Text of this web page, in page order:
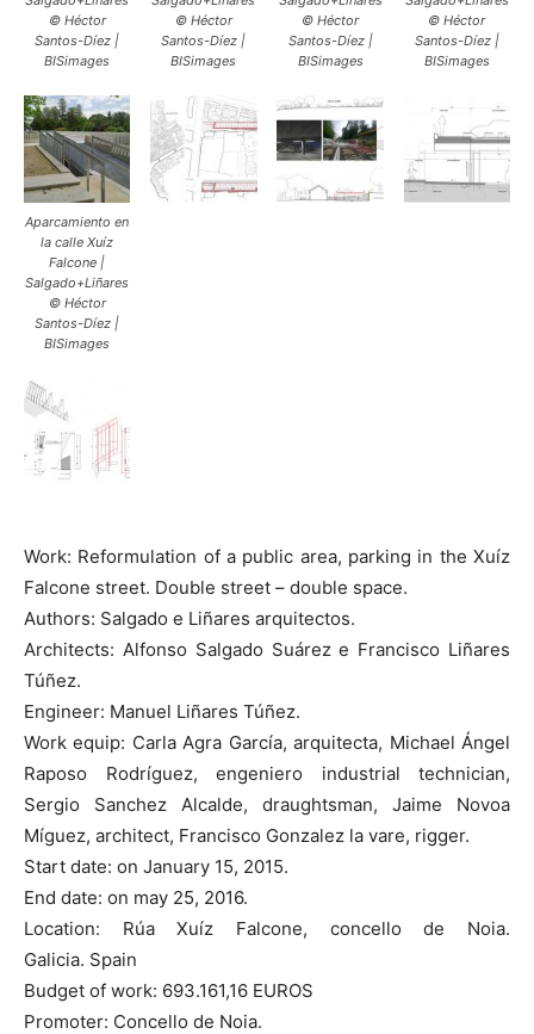
© Héctor
Santos-Díez |
BISimages
© Héctor
Santos-Díez |
BISimages
© Héctor
Santos-Díez |
BISimages
© Héctor
Santos-Díez |
BISimages
Aparcamiento en
la calle Xuíz
Falcone |
Salgado+Liñares
© Héctor
Santos-Díez |
BISimages
Work: Reformulation of a public area, parking in the Xuíz
Falcone street. Double street – double space.
Authors: Salgado e Liñares arquitectos.
Architects: Alfonso Salgado Suárez e Francisco Liñares
Túñez.
Engineer: Manuel Liñares Túñez.
Work equip: Carla Agra García, arquitecta, Michael Ángel
Raposo Rodríguez, engeniero industrial technician,
Sergio Sanchez Alcalde, draughtsman, Jaime Novoa
Míguez, architect, Francisco Gonzalez la vare, rigger.
Start date: on January 15, 2015.
End date: on may 25, 2016.
Location: Rúa Xuíz Falcone, concello de Noia.
Galicia. Spain
Budget of work: 693.161,16 EUROS
Promoter: Concello de Noia.